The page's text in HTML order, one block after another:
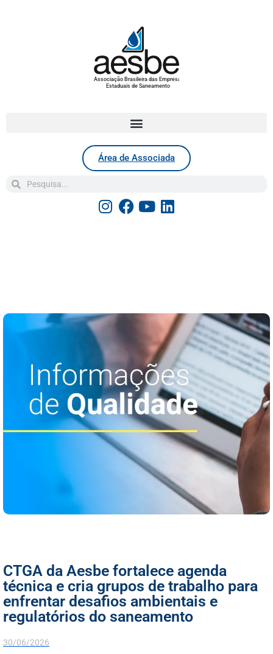
Associação Brasileira das Empresas
Estaduais de Saneamento
Área de Associada
CTGA da Aesbe fortalece agenda
técnica e cria grupos de trabalho para
enfrentar desafios ambientais e
regulatórios do saneamento
30/06/2026